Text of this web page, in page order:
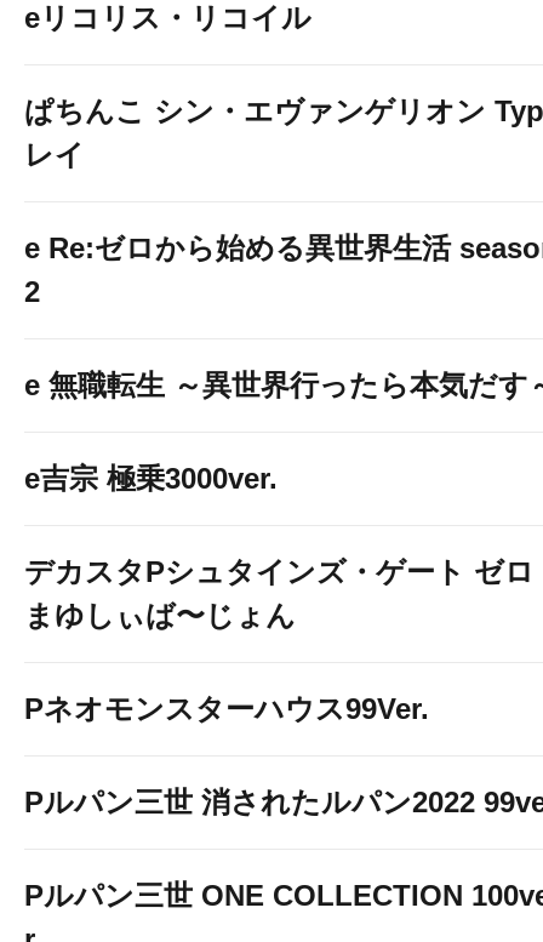
eリコリス・リコイル
ぱちんこ シン・エヴァンゲリオン
レイ
e Re:ゼロから始める異世界生活
2
e 無職転生 ～異世界行ったら本気だす
e吉宗 極乗3000ver.
デカスタPシュタインズ・ゲート ゼロ
まゆしぃば〜じょん
Pネオモンスターハウス99Ver.
Pルパン三世 消されたルパン2022
Pルパン三世 ONE COLLECTION